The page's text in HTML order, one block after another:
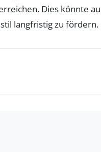
Dies könnte
langfristig zu fördern.